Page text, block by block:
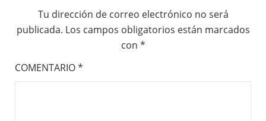
Tu dirección de correo electrónico no será
publicada. Los campos obligatorios están marcados
con *
COMENTARIO*